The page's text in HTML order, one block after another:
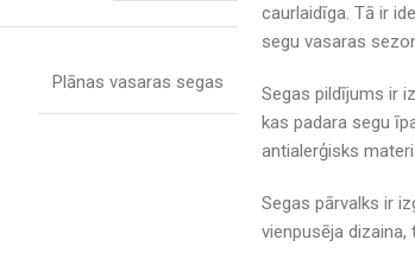
Plānas vasaras segas
caurlaidīga. Tā ir
segu vasaras
Segas pildījums ir
kas padara segu
antialerģisks
Segas pārvalks ir
vienpusēja